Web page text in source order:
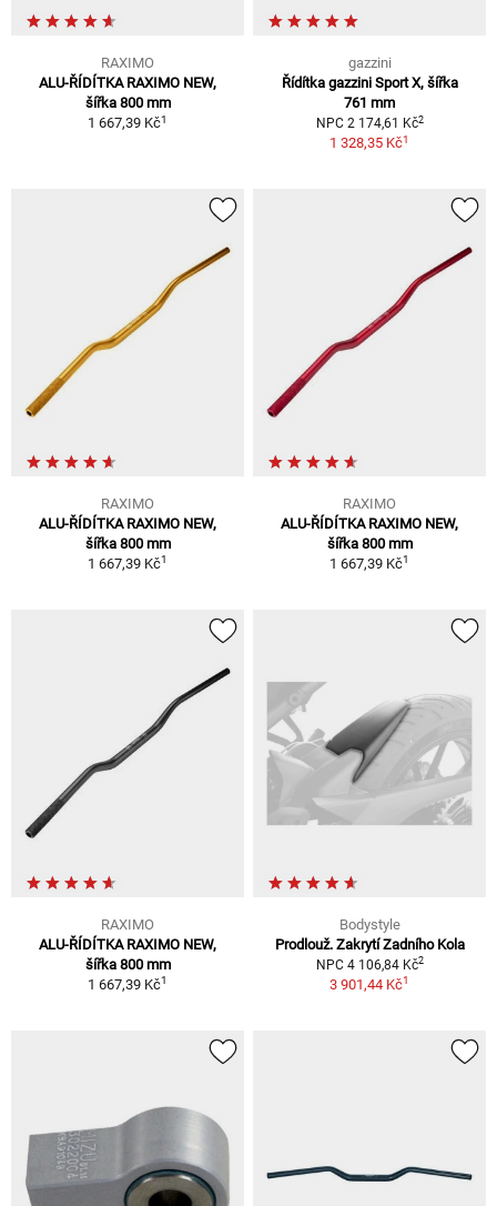
RAXIMO
ALU-ŘÍDÍTKA RAXIMO NEW,
šířka 800 mm
1 667,39 Kč1
gazzini
Řídítka gazzini Sport X, šířka
761 mm
NPC 2 174,61 Kč2
1 328,35 Kč1
RAXIMO
ALU-ŘÍDÍTKA RAXIMO NEW,
šířka 800 mm
1 667,39 Kč1
RAXIMO
ALU-ŘÍDÍTKA RAXIMO NEW,
šířka 800 mm
1 667,39 Kč1
RAXIMO
ALU-ŘÍDÍTKA RAXIMO NEW,
šířka 800 mm
1 667,39 Kč1
Bodystyle
Prodlouž. Zakrytí Zadního Kola
NPC 4 106,84 Kč2
3 901,44 Kč1